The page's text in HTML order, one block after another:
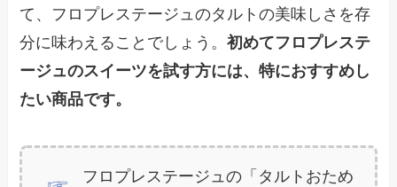
て、フロプレステージュのタルトの美味しさを存
分に味わえることでしょう。初めてフロプレステ
ージュのスイーツを試す方には、特におすすめし
たい商品です。
フロプレステージュの「タルトおため